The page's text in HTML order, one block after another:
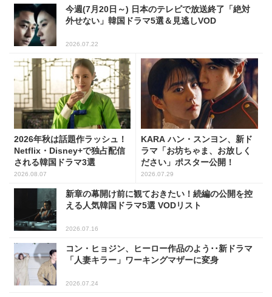
今週(7月20日～) 日本のテレビで放送終了「絶対
外せない」韓国ドラマ5選＆見逃しVOD
2026.07.22
2026年秋は話題作ラッシュ！
Netflix・Disney+で独占配信
される韓国ドラマ3選
2026.08.07
KARA ハン・スンヨン、新ド
ラマ「お坊ちゃま、お放しく
ださい」ポスター公開！
2026.07.29
新章の幕開け前に観ておきたい！続編の公開を控
える人気韓国ドラマ5選 VODリスト
2026.07.16
コン・ヒョジン、ヒーロー作品のよう･･新ドラマ
「人妻キラー」ワーキングマザーに変身
2026.07.24